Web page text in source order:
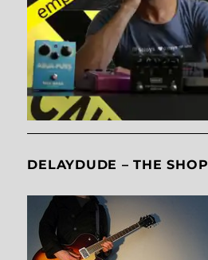
DELAYDUDE – THE SHOP